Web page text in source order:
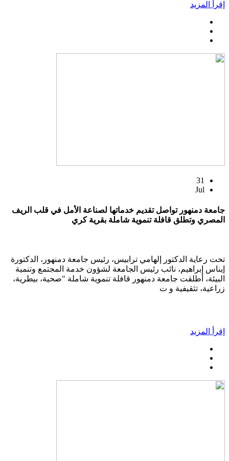
إقرأ المزيد
31
Jul
جامعة دمنهور تواصل تقديم خدماتها لصناعة الأمل في قلب الريف
المصري وتطلق قافلة تنموية شاملة بقرية كري
تحت رعاية الدكتور إلهامي ترابيس، رئيس جامعة دمنهور، الدكتورة
إيناس إبراهيم، نائب رئيس الجامعة لشؤون خدمة المجتمع وتنمية
البيئة، أطلقت جامعة دمنهور قافلة تنموية شاملة "صحية، بيطرية،
زراعية، تثقيفية و ت
إقرأ المزيد